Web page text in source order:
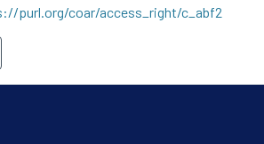
purl.org/coar/access_right/c_abf2